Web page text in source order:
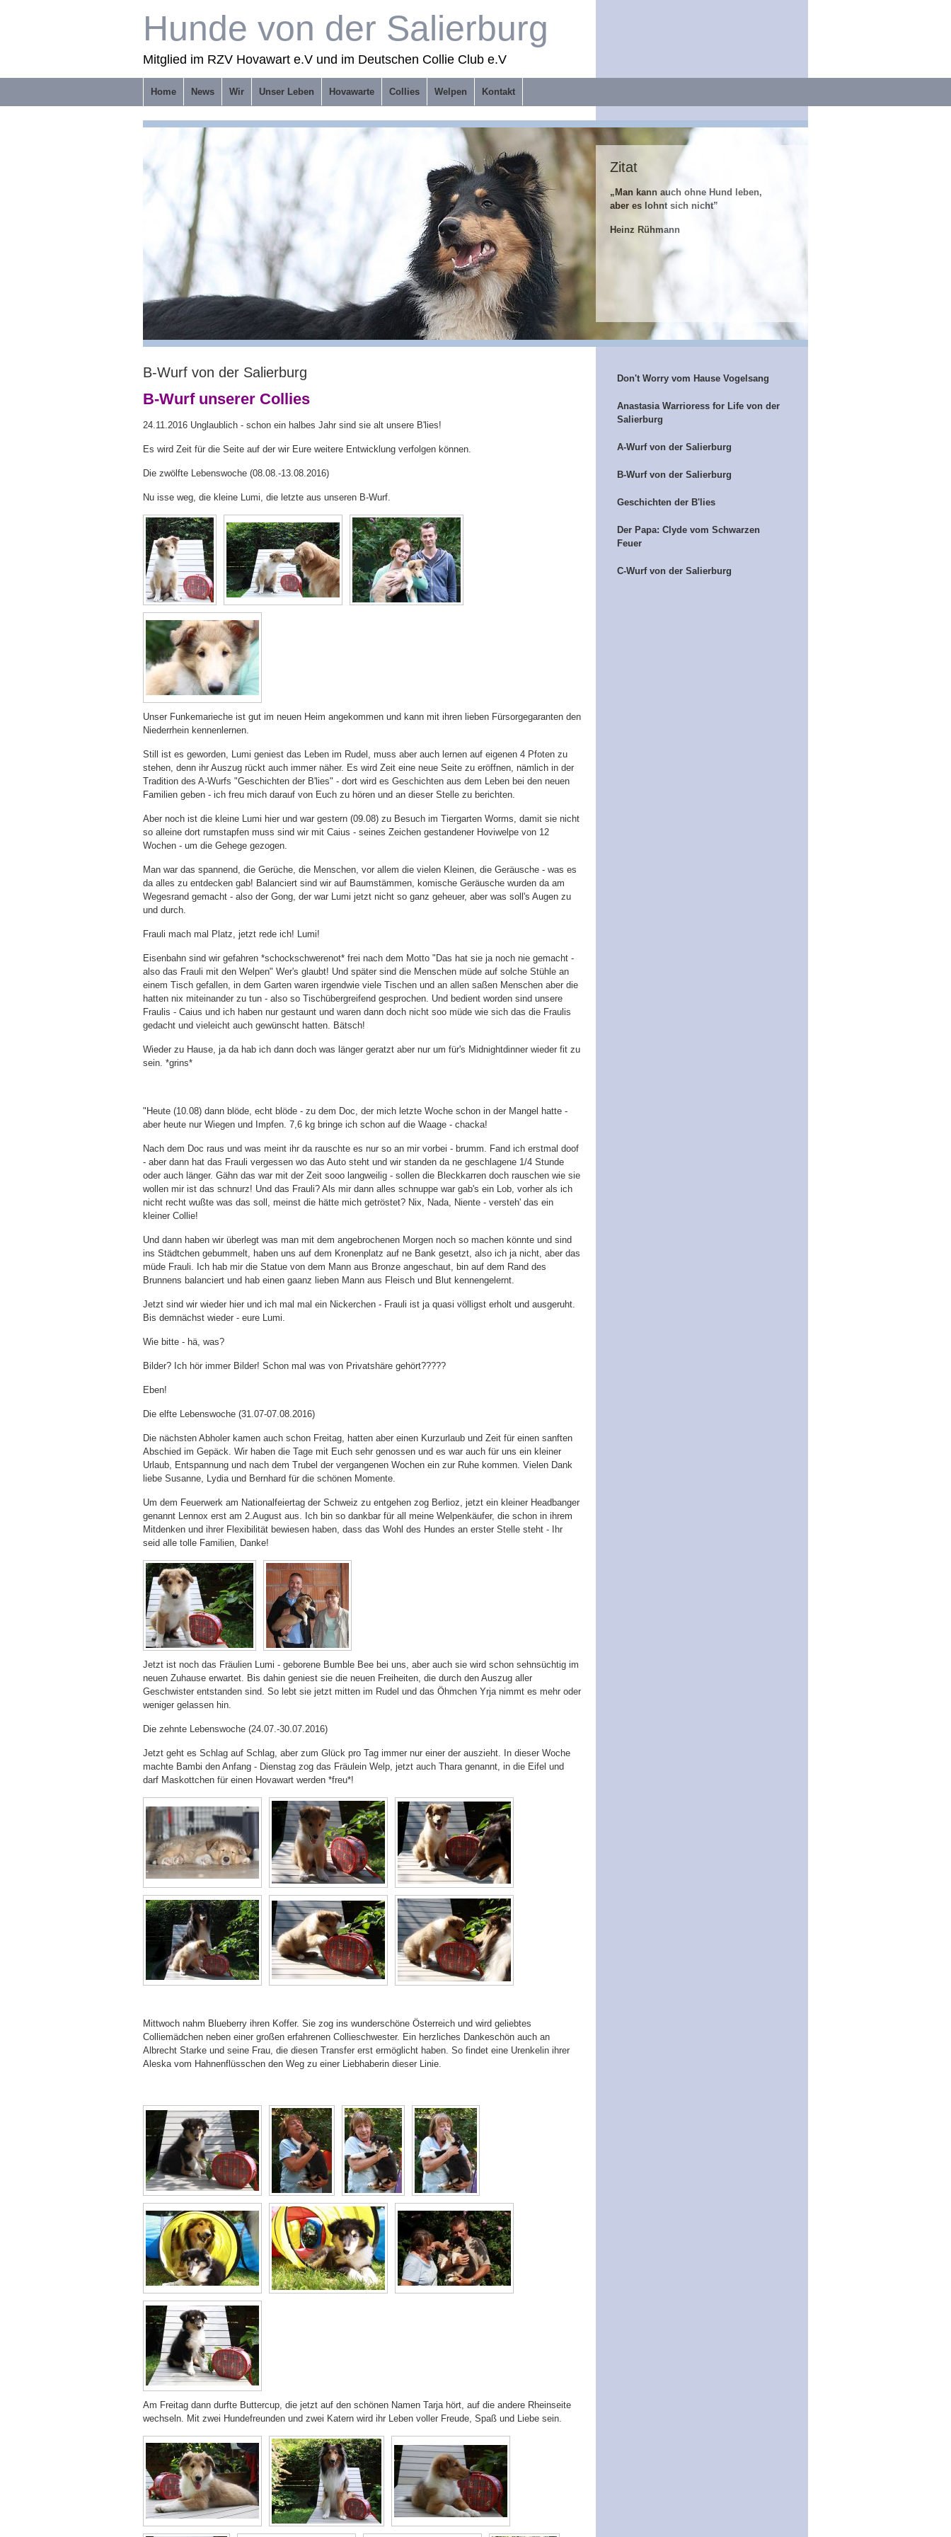
Hunde von der Salierburg
Mitglied im RZV Hovawart e.V und im Deutschen Collie Club e.V
Home News Wir Unser Leben Hovawarte Collies Welpen Kontakt
Zitat
„Man kann auch ohne Hund leben,
aber es lohnt sich nicht”
Heinz Rühmann
B-Wurf von der Salierburg
B-Wurf unserer Collies
24.11.2016 Unglaublich - schon ein halbes Jahr sind sie alt unsere B'lies!
Es wird Zeit für die Seite auf der wir Eure weitere Entwicklung verfolgen können.
Die zwölfte Lebenswoche (08.08.-13.08.2016)
Nu isse weg, die kleine Lumi, die letzte aus unseren B-Wurf.
Unser Funkemarieche ist gut im neuen Heim angekommen und kann mit ihren lieben Fürsorgegaranten den
Niederrhein kennenlernen.
Still ist es geworden, Lumi geniest das Leben im Rudel, muss aber auch lernen auf eigenen 4 Pfoten zu
stehen, denn ihr Auszug rückt auch immer näher. Es wird Zeit eine neue Seite zu eröffnen, nämlich in der
Tradition des A-Wurfs "Geschichten der B'lies" - dort wird es Geschichten aus dem Leben bei den neuen
Familien geben - ich freu mich darauf von Euch zu hören und an dieser Stelle zu berichten.
Aber noch ist die kleine Lumi hier und war gestern (09.08) zu Besuch im Tiergarten Worms, damit sie nicht
so alleine dort rumstapfen muss sind wir mit Caius - seines Zeichen gestandener Hoviwelpe von 12
Wochen - um die Gehege gezogen.
Man war das spannend, die Gerüche, die Menschen, vor allem die vielen Kleinen, die Geräusche - was es
da alles zu entdecken gab! Balanciert sind wir auf Baumstämmen, komische Geräusche wurden da am
Wegesrand gemacht - also der Gong, der war Lumi jetzt nicht so ganz geheuer, aber was soll's Augen zu
und durch.
Frauli mach mal Platz, jetzt rede ich! Lumi!
Eisenbahn sind wir gefahren *schockschwerenot* frei nach dem Motto "Das hat sie ja noch nie gemacht -
also das Frauli mit den Welpen" Wer's glaubt! Und später sind die Menschen müde auf solche Stühle an
einem Tisch gefallen, in dem Garten waren irgendwie viele Tischen und an allen saßen Menschen aber die
hatten nix miteinander zu tun - also so Tischübergreifend gesprochen. Und bedient worden sind unsere
Fraulis - Caius und ich haben nur gestaunt und waren dann doch nicht soo müde wie sich das die Fraulis
gedacht und vieleicht auch gewünscht hatten. Bätsch!
Wieder zu Hause, ja da hab ich dann doch was länger geratzt aber nur um für's Midnightdinner wieder fit zu
sein. *grins*
"Heute (10.08) dann blöde, echt blöde - zu dem Doc, der mich letzte Woche schon in der Mangel hatte -
aber heute nur Wiegen und Impfen. 7,6 kg bringe ich schon auf die Waage - chacka!
Nach dem Doc raus und was meint ihr da rauschte es nur so an mir vorbei - brumm. Fand ich erstmal doof
- aber dann hat das Frauli vergessen wo das Auto steht und wir standen da ne geschlagene 1/4 Stunde
oder auch länger. Gähn das war mit der Zeit sooo langweilig - sollen die Bleckkarren doch rauschen wie sie
wollen mir ist das schnurz! Und das Frauli? Als mir dann alles schnuppe war gab's ein Lob, vorher als ich
nicht recht wußte was das soll, meinst die hätte mich getröstet? Nix, Nada, Niente - versteh' das ein
kleiner Collie!
Und dann haben wir überlegt was man mit dem angebrochenen Morgen noch so machen könnte und sind
ins Städtchen gebummelt, haben uns auf dem Kronenplatz auf ne Bank gesetzt, also ich ja nicht, aber das
müde Frauli. Ich hab mir die Statue von dem Mann aus Bronze angeschaut, bin auf dem Rand des
Brunnens balanciert und hab einen gaanz lieben Mann aus Fleisch und Blut kennengelernt.
Jetzt sind wir wieder hier und ich mal mal ein Nickerchen - Frauli ist ja quasi völligst erholt und ausgeruht.
Bis demnächst wieder - eure Lumi.
Wie bitte - hä, was?
Bilder? Ich hör immer Bilder! Schon mal was von Privatshäre gehört?????
Eben!
Die elfte Lebenswoche (31.07-07.08.2016)
Die nächsten Abholer kamen auch schon Freitag, hatten aber einen Kurzurlaub und Zeit für einen sanften
Abschied im Gepäck. Wir haben die Tage mit Euch sehr genossen und es war auch für uns ein kleiner
Urlaub, Entspannung und nach dem Trubel der vergangenen Wochen ein zur Ruhe kommen. Vielen Dank
liebe Susanne, Lydia und Bernhard für die schönen Momente.
Um dem Feuerwerk am Nationalfeiertag der Schweiz zu entgehen zog Berlioz, jetzt ein kleiner Headbanger
genannt Lennox erst am 2.August aus. Ich bin so dankbar für all meine Welpenkäufer, die schon in ihrem
Mitdenken und ihrer Flexibilität bewiesen haben, dass das Wohl des Hundes an erster Stelle steht - Ihr
seid alle tolle Familien, Danke!
Jetzt ist noch das Fräulien Lumi - geborene Bumble Bee bei uns, aber auch sie wird schon sehnsüchtig im
neuen Zuhause erwartet. Bis dahin geniest sie die neuen Freiheiten, die durch den Auszug aller
Geschwister entstanden sind. So lebt sie jetzt mitten im Rudel und das Öhmchen Yrja nimmt es mehr oder
weniger gelassen hin.
Die zehnte Lebenswoche (24.07.-30.07.2016)
Jetzt geht es Schlag auf Schlag, aber zum Glück pro Tag immer nur einer der auszieht. In dieser Woche
machte Bambi den Anfang - Dienstag zog das Fräulein Welp, jetzt auch Thara genannt, in die Eifel und
darf Maskottchen für einen Hovawart werden *freu*!
Mittwoch nahm Blueberry ihren Koffer. Sie zog ins wunderschöne Österreich und wird geliebtes
Colliemädchen neben einer großen erfahrenen Collieschwester. Ein herzliches Dankeschön auch an
Albrecht Starke und seine Frau, die diesen Transfer erst ermöglicht haben. So findet eine Urenkelin ihrer
Aleska vom Hahnenflüsschen den Weg zu einer Liebhaberin dieser Linie.
Am Freitag dann durfte Buttercup, die jetzt auf den schönen Namen Tarja hört, auf die andere Rheinseite
wechseln. Mit zwei Hundefreunden und zwei Katern wird ihr Leben voller Freude, Spaß und Liebe sein.
Don't Worry vom Hause Vogelsang
Anastasia Warrioress for Life von der
Salierburg
A-Wurf von der Salierburg
B-Wurf von der Salierburg
Geschichten der B'lies
Der Papa: Clyde vom Schwarzen
Feuer
C-Wurf von der Salierburg